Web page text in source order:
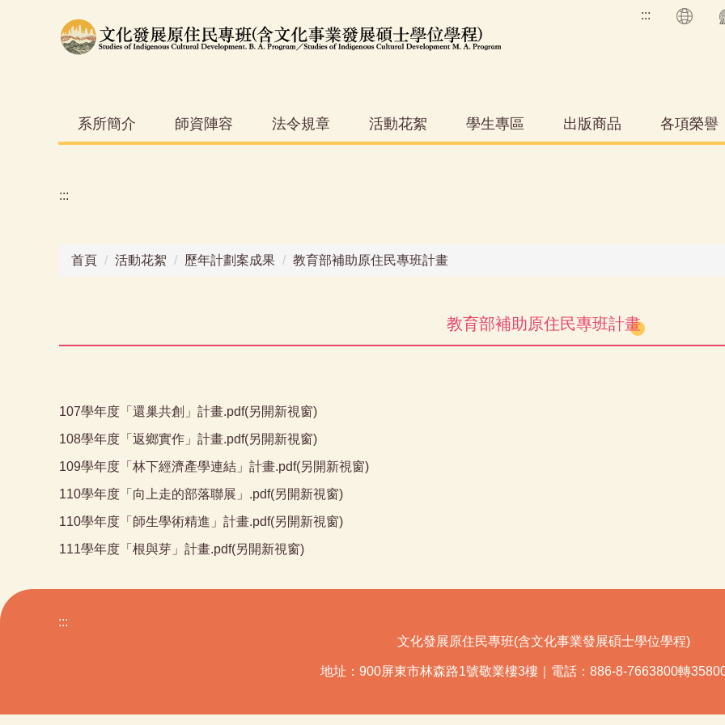
:::
系所簡介 師資陣容 法令規章 活動花絮 學生專區 出版商品 各項榮譽
:::
首頁 活動花絮 歷年計劃案成果 教育部補助原住民專班計畫
教育部補助原住民專班計畫
107學年度「還巢共創」計畫.pdf(另開新視窗)
108學年度「返鄉實作」計畫.pdf(另開新視窗)
109學年度「林下經濟產學連結」計畫.pdf(另開新視窗)
110學年度「向上走的部落聯展」.pdf(另開新視窗)
110學年度「師生學術精進」計畫.pdf(另開新視窗)
111學年度「根與芽」計畫.pdf(另開新視窗)
:::
文化發展原住民專班(含文化事業發展碩士學位學程)
地址：900屏東市林森路1號敬業樓3樓｜電話： 886-8-7663800轉